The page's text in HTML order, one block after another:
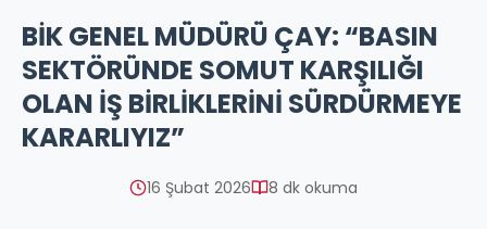
BİK GENEL MÜDÜRÜ ÇAY: “BASIN
SEKTÖRÜNDE SOMUT KARŞILIĞI
OLAN İŞ BİRLİKLERİNİ SÜRDÜRMEYE
KARARLIYIZ”
16 Şubat 2026 8 dk okuma